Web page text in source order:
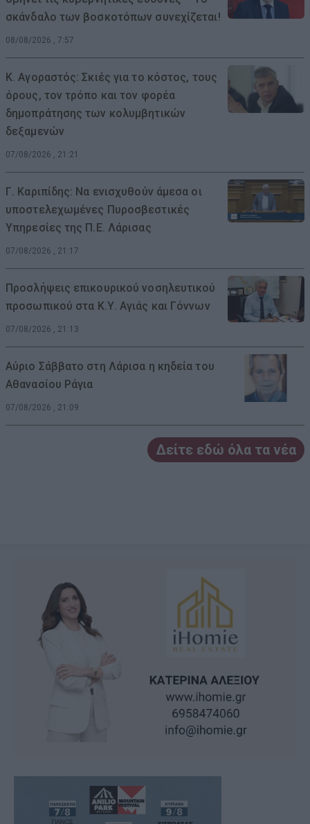
σκάνδαλο των βοσκοτόπων συνεχίζεται!
08/08/2026 , 7:57
Κ. Αγοραστός: Σκιές για το κόστος, τους
όρους, τον τρόπο και τον φορέα
δημοπράτησης των κολυμβητικών
δεξαμενών
07/08/2026 , 21:21
Γ. Καριπίδης: Να ενισχυθούν άμεσα οι
υποστελεχωμένες Πυροσβεστικές
Υπηρεσίες της Π.Ε. Λάρισας
07/08/2026 , 21:17
Προσλήψεις επικουρικού νοσηλευτικού
προσωπικού στα Κ.Υ. Αγιάς και Γόννων
07/08/2026 , 21:13
Αύριο Σάββατο στη Λάρισα η κηδεία του
Αθανασίου Ράγια
07/08/2026 , 21:09
Δείτε εδώ όλα τα νέα